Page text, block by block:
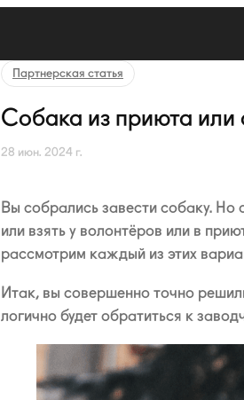
Партнерская статья
Собака из приюта или
28 июн. 2024 г.
Вы собрались завести собаку. Но
или взять у волонтёров или в
рассмотрим каждый из этих
Итак, вы совершенно точно
логично будет обратиться к